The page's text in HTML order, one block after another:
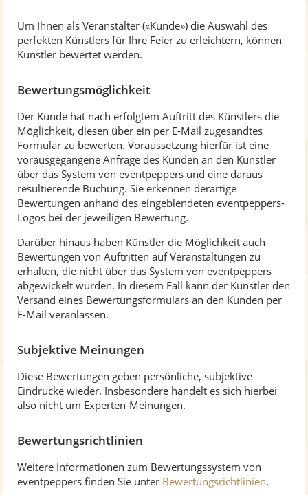
Um Ihnen als Veranstalter («Kunde») die Auswahl des
perfekten Künstlers für Ihre Feier zu erleichtern, können
Künstler bewertet werden.
Bewertungsmöglichkeit
Der Kunde hat nach erfolgtem Auftritt des Künstlers die
Möglichkeit, diesen über ein per E-Mail zugesandtes
Formular zu bewerten. Voraussetzung hierfür ist eine
vorausgegangene Anfrage des Kunden an den Künstler
über das System von eventpeppers und eine daraus
resultierende Buchung. Sie erkennen derartige
Bewertungen anhand des eingeblendeten eventpeppers-
Logos bei der jeweiligen Bewertung.
Darüber hinaus haben Künstler die Möglichkeit auch
Bewertungen von Auftritten auf Veranstaltungen zu
erhalten, die nicht über das System von eventpeppers
abgewickelt wurden. In diesem Fall kann der Künstler den
Versand eines Bewertungsformulars an den Kunden per
E-Mail veranlassen.
Subjektive Meinungen
Diese Bewertungen geben persönliche, subjektive
Eindrücke wieder. Insbesondere handelt es sich hierbei
also nicht um Experten-Meinungen.
Bewertungsrichtlinien
Weitere Informationen zum Bewertungssystem von
eventpeppers finden Sie unter Bewertungsrichtlinien.